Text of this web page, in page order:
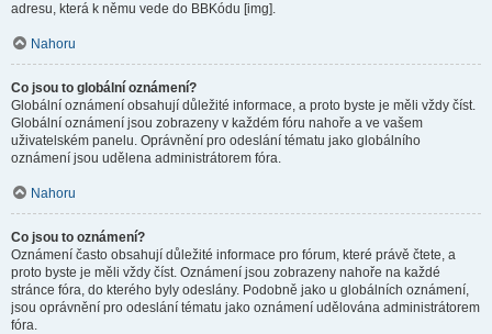
adresu, která k němu vede do BBKódu [img].
Nahoru
Co jsou to globální oznámení?
Globální oznámení obsahují důležité informace, a proto byste je měli vždy číst.
Globální oznámení jsou zobrazeny v každém fóru nahoře a ve vašem
uživatelském panelu. Oprávnění pro odeslání tématu jako globálního
oznámení jsou udělena administrátorem fóra.
Nahoru
Co jsou to oznámení?
Oznámení často obsahují důležité informace pro fórum, které právě čtete, a
proto byste je měli vždy číst. Oznámení jsou zobrazeny nahoře na každé
stránce fóra, do kterého byly odeslány. Podobně jako u globálních oznámení,
jsou oprávnění pro odeslání tématu jako oznámení udělována administrátorem
fóra.